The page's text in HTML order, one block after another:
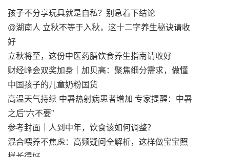
孩子不分享玩具就是自私？别急着下结论
@湖南人 立秋不等于入秋，这十二字养生秘诀请收
好
立秋将至，这份中医药膳饮食养生指南请收好
财经峰会双奖加身｜加贝高：聚焦细分需求，做懂
中国孩子的儿童奶粉国货
高温天气持续 中暑热射病患者增加 专家提醒：中暑
之后“六不要”
参考封面｜人到中年，饮食该如何调整？
混合喂养不焦虑：高频疑问全解析，这样做宝宝照